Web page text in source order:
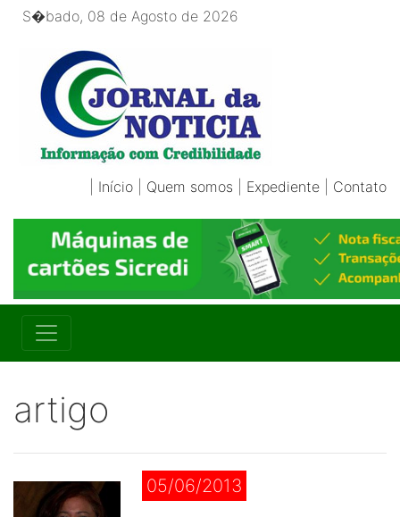
S�bado, 08 de Agosto de 2026
Início Quem somos Expediente Contato
artigo
05/06/2013